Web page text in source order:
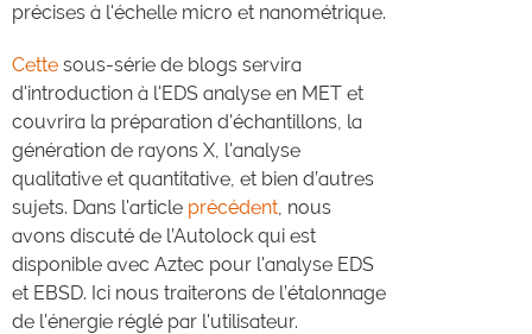
précises à l'échelle micro et nanométrique.
Cette sous-série de blogs servira
d'introduction à l'EDS analyse en MET et
couvrira la préparation d'échantillons, la
génération de rayons X, l'analyse
qualitative et quantitative, et bien d’autres
sujets. Dans l'article précédent, nous
avons discuté de l’Autolock qui est
disponible avec Aztec pour l'analyse EDS
et EBSD. Ici nous traiterons de l’étalonnage
de l'énergie réglé par l'utilisateur.